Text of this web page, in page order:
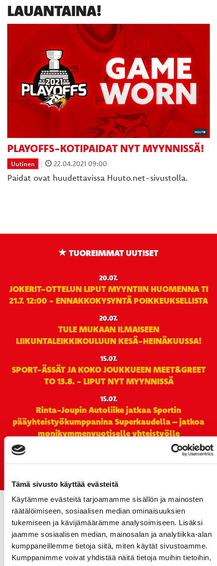
Tämä sivusto käyttää evästeitä
Käytämme evästeitä tarjoamamme sisällön ja mainosten
räätälöimiseen, sosiaalisen median ominaisuuksien
tukemiseen ja kävijämäärämme analysoimiseen. Lisäksi
jaamme sosiaalisen median, mainosalan ja analytiikka-alan
kumppaneillemme tietoja siitä, miten käytät sivustoamme.
Kumppanimme voivat yhdistää näitä tietoja muihin tietoihin,
LAUANTAINA!
PLAYOFFS-KOTIPAIDAT NYT MYYNNISSÄ!
Uutinen | 22.04.2021 09:00
Paidat ovat huudettavissa Huuto.net-sivustolla.
TUOREIMMAT UUTISET
20.07.
JOKERIT-OTTELUN LIPUT MYYNTIIN HUOMENNA TI
21.7. 12:00 - ENNAKKOKYSYNTÄ POIKKEUKSELLISTA
20.07.
TULE MUKAAN ILMAISEEN
LIIKUNTALEIKKIKOULUUN KESÄ-HEINÄKUUSSA!
15.07.
SPORT-ÄSSÄT JA KOKO JOUKKUEEN MEET&GREET
TO 13.8. - LIPUT NYT MYYNNISSÄ
15.07.
Rinta-Joupin Autoliike jatkaa Sportin
pääyhteistyökumppanina Superkaudella – jatkoa
monikymmenvuotiselle yhteistyölle
Early Bird-lippupaketit nyt myynnissä! - näe